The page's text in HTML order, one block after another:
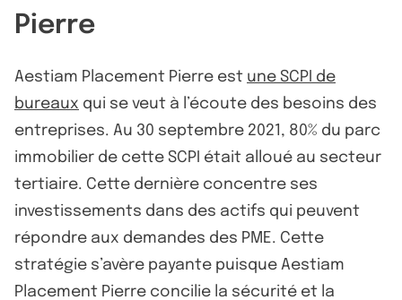
Pierre
Aestiam Placement Pierre est une SCPI de
bureaux qui se veut à l’écoute des besoins des
entreprises. Au 30 septembre 2021, 80% du parc
immobilier de cette SCPI était alloué au secteur
tertiaire. Cette dernière concentre ses
investissements dans des actifs qui peuvent
répondre aux demandes des PME. Cette
stratégie s’avère payante puisque Aestiam
Placement Pierre concilie la sécurité et la